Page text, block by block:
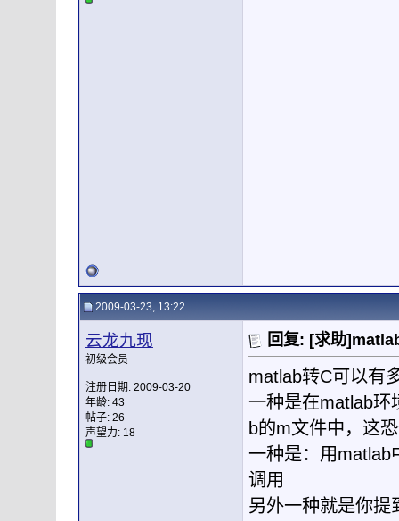
2009-03-23, 13:22
云龙九现
初级会员
注册日期: 2009-03-20
年龄: 43
帖子: 26
声望力: 18
回复: [求助
matlab转C可以有
一种是在matlab环
b的m文件中，这
一种是：用matlab
调用
另外一种就是你提